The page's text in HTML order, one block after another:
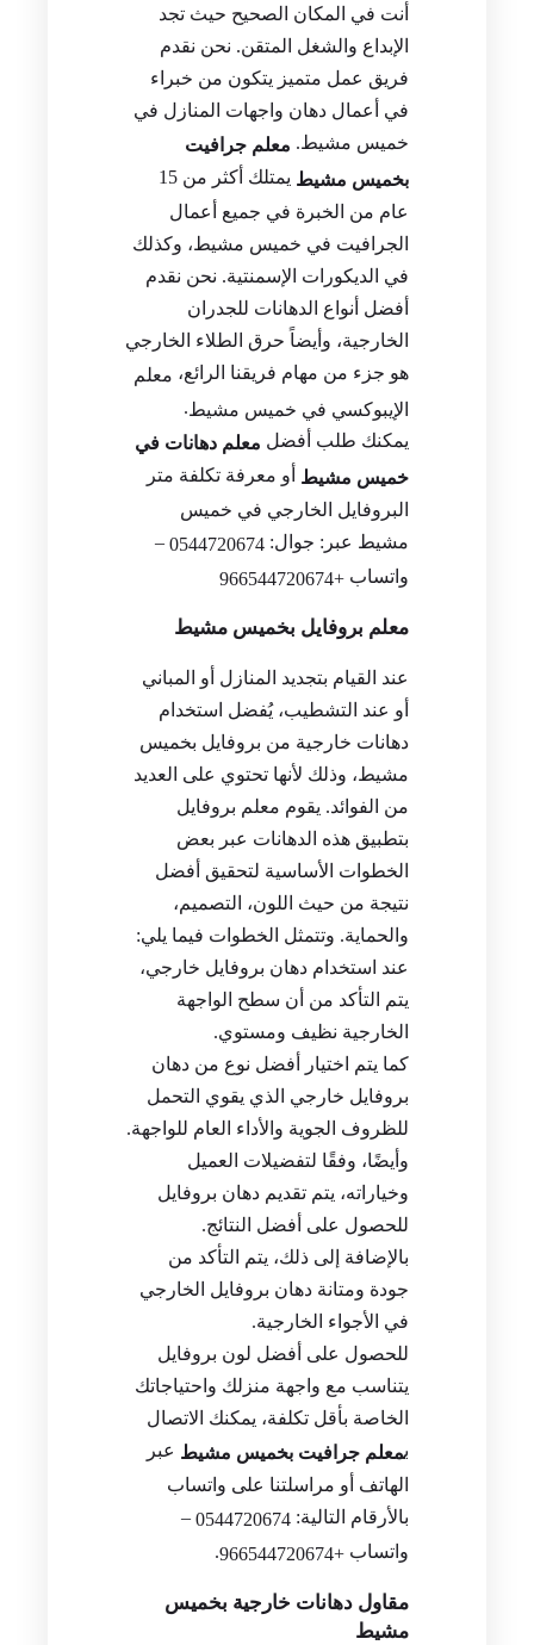
أنت في المكان الصحيح حيث تجد
الإبداع والشغل المتقن. نحن نقدم
فريق عمل متميز يتكون من خبراء
في أعمال دهان واجهات المنازل في
خميس مشيط. معلم جرافيت
بخميس مشيط
يمتلك أكثر من 15
عام من الخبرة في جميع أعمال
الجرافيت في خميس مشيط، وكذلك
في الديكورات الإسمنتية. نحن نقدم
أفضل أنواع الدهانات للجدران
الخارجية، وأيضاً حرق الطلاء الخارجي
هو جزء من مهام فريقنا الرائع، معلم
الإيبوكسي في خميس مشيط.
يمكنك طلب أفضل معلم دهانات في
خميس مشيط أو معرفة تكلفة متر
البروفايل الخارجي في خميس
مشيط عبر: جوال: 0544720674
–
واتساب +966544720674
معلم بروفايل بخميس مشيط
عند القيام بتجديد المنازل أو المباني
أو عند التشطيب، يُفضل استخدام
دهانات خارجية من بروفايل بخميس
مشيط، وذلك لأنها تحتوي على العديد
من الفوائد. يقوم معلم بروفايل
بتطبيق هذه الدهانات عبر بعض
الخطوات الأساسية لتحقيق أفضل
نتيجة من حيث اللون، التصميم،
والحماية. وتتمثل الخطوات فيما يلي:
عند استخدام دهان بروفايل خارجي،
يتم التأكد من أن سطح الواجهة
الخارجية نظيف ومستوي.
كما يتم اختيار أفضل نوع من دهان
بروفايل خارجي الذي يقوي التحمل
للظروف الجوية والأداء العام للواجهة.
وأيضًا، وفقًا لتفضيلات العميل
وخياراته، يتم تقديم دهان بروفايل
للحصول على أفضل النتائج.
بالإضافة إلى ذلك، يتم التأكد من
جودة ومتانة دهان بروفايل الخارجي
في الأجواء الخارجية.
للحصول على أفضل لون بروفايل
يتناسب مع واجهة منزلك واحتياجاتك
الخاصة بأقل تكلفة، يمكنك الاتصال
بمعلم جرافيت بخميس مشيط عبر
الهاتف أو مراسلتنا على واتساب
بالأرقام التالية: 0544720674
–
واتساب +966544720674
.
مقاول دهانات خارجية بخميس
مشيط